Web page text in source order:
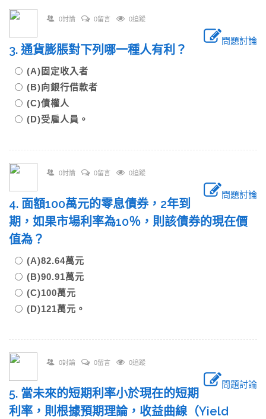
0討論 0留言 0追蹤
問題討論
3. 通貨膨脹對下列哪一種人有利？
(A)固定收入者
(B)向銀行借款者
(C)債權人
(D)受雇人員。
0討論 0留言 0追蹤
問題討論
4. 面額100萬元的零息債券，2年到
期，如果市場利率為10％，則該債券的現在價
值為？
(A)82.64萬元
(B)90.91萬元
(C)100萬元
(D)121萬元。
0討論 0留言 0追蹤
問題討論
5. 當未來的短期利率小於現在的短期
利率，則根據預期理論，收益曲線（Yield